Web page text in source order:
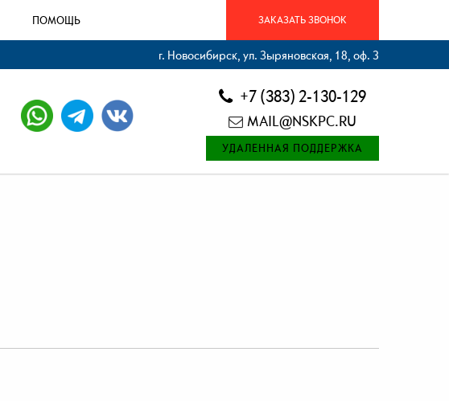
ЗАКАЗАТЬ ЗВОНОК
ПОМОЩЬ
г. Новосибирск, ул. Зыряновская, 18, оф. 3
+7 (383) 2-130-129
MAIL@NSKPC.RU
УДАЛЕННАЯ ПОДДЕРЖКА